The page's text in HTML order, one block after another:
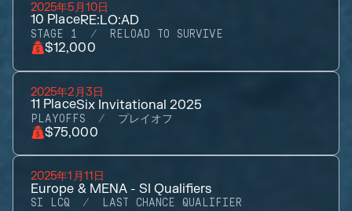
2025年5月10日
10 PlaceRE:LO:AD
STAGE 1 RELOAD TO SURVIVE
$12,000
2025年2月3日
11 PlaceSix Invitational 2025
PLAYOFFS プレイオフ
$75,000
2025年1月11日
Europe & MENA - SI Qualifiers
SI LCQ LAST CHANCE QUALIFIER